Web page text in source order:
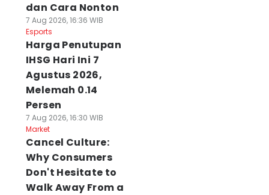
dan Cara Nonton
7 Aug 2026, 16:36 WIB
Esports
Harga Penutupan
IHSG Hari Ini 7
Agustus 2026,
Melemah 0.14
Persen
7 Aug 2026, 16:30 WIB
Market
Cancel Culture:
Why Consumers
Don't Hesitate to
Walk Away From a